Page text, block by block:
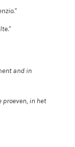
and in
proeven, in het